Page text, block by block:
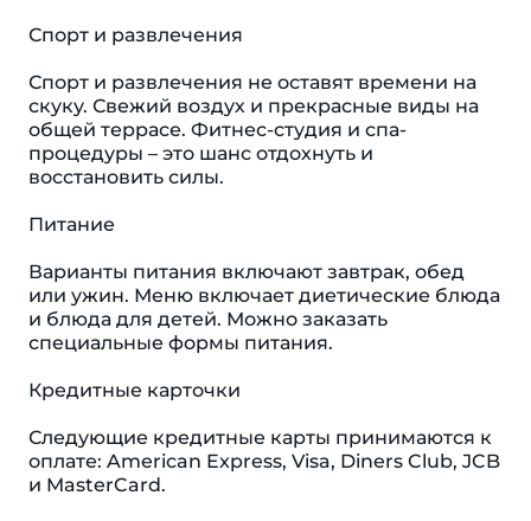
Спорт и развлечения
Спорт и развлечения не оставят времени на
скуку. Свежий воздух и прекрасные виды на
общей террасе. Фитнес-студия и спа-
процедуры – это шанс отдохнуть и
восстановить силы.
Питание
Варианты питания включают завтрак, обед
или ужин. Меню включает диетические блюда
и блюда для детей. Можно заказать
специальные формы питания.
Кредитные карточки
Следующие кредитные карты принимаются к
оплате: American Express, Visa, Diners Club, JCB
и MasterCard.